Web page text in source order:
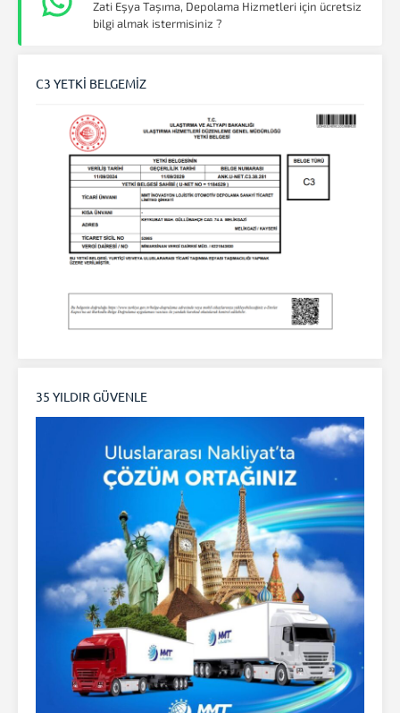
Zati Eşya Taşıma, Depolama Hizmetleri için ücretsiz
bilgi almak istermisiniz ?
C3 YETKİ BELGEMİZ
35 YILDIR GÜVENLE